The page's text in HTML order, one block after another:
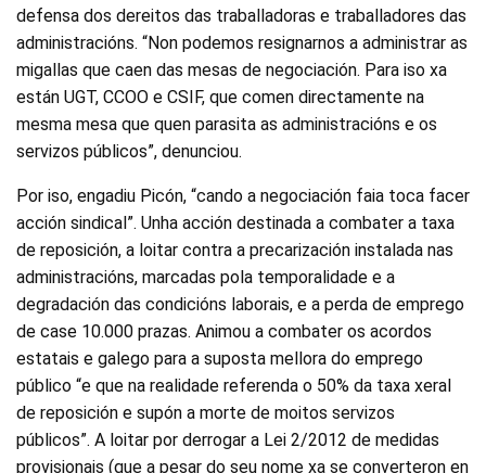
defensa dos dereitos das traballadoras e traballadores das
administracións. “Non podemos resignarnos a administrar as
migallas que caen das mesas de negociación. Para iso xa
están UGT, CCOO e CSIF, que comen directamente na
mesma mesa que quen parasita as administracións e os
servizos públicos”, denunciou.
Por iso, engadiu Picón, “cando a negociación faia toca facer
acción sindical”. Unha acción destinada a combater a taxa
de reposición, a loitar contra a precarización instalada nas
administracións, marcadas pola temporalidade e a
degradación das condicións laborais, e a perda de emprego
de case 10.000 prazas. Animou a combater os acordos
estatais e galego para a suposta mellora do emprego
público “e que na realidade referenda o 50% da taxa xeral
de reposición e supón a morte de moitos servizos
públicos”. A loitar por derrogar a Lei 2/2012 de medidas
provisionais (que a pesar do seu nome xa se converteron en